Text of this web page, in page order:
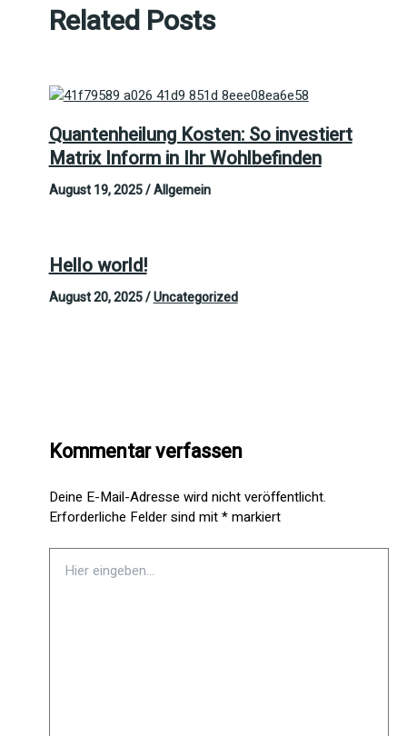
Related Posts
Quantenheilung Kosten: So investiert
Matrix Inform in Ihr Wohlbefinden
August 19, 2025/Allgemein
Hello world!
August 20, 2025/Uncategorized
Kommentar verfassen
Deine E-Mail-Adresse wird nicht veröffentlicht.
Erforderliche Felder sind mit*markiert
Hier
eingeben…